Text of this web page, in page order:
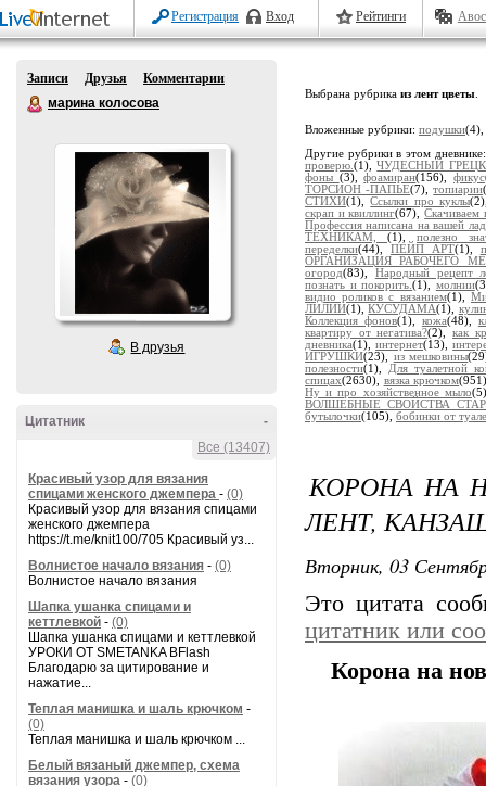
Регистрация Вход Рейтинги
Записи Друзья
Комментарии
марина колосова
В друзья
-
Цитатник
Все (13407)
Красивый узор для вязания
спицами женского джемпера - (0)
Красивый узор для вязания спицами
женского джемпера
https://t.me/knit100/705 Красивый уз...
Волнистое начало вязания - (0)
Волнистое начало вязания
Шапка ушанка спицами и
кеттлевкой - (0)
Шапка ушанка спицами и кеттлевкой
УРОКИ ОТ SMETANKA BFlash
Благодарю за цитирование и
нажатие...
Теплая манишка и шаль крючком -
(0)
Теплая манишка и шаль крючком ...
Белый вязаный джемпер, схема
вязания узора - (0)
Выбрана рубрика из лент цветы
Вложенные рубрики: подушки(4),
Другие рубрики в этом
проверю. (1),ЧУДЕСНЫЙ
фоны (3),фоамиран(156),фикус
ТОРСИОН -ПАПЬЕ(7),топиарии
СТИХИ(1),Ссылки про куклы
скрап и квиллинг(67),Скачиваем
Профессия написана на вашей
ТЕХНИКАМ, (1), полезно
переделки(44), ПЕЙП АРТ(1),
ОРГАНИЗАЦИЯ РАБОЧЕГО
огород(83), Народный рецепт
познать и покорить.(1), молнии
видио роликов с вязанием(1),
ЛИЛИИ(1),КУСУДАМА(1),
Коллекция фонов(1), кожа(48),
квартиру от негатива?(2),как
дневника(1),интернет(13),
ИГРУШКИ(23), из мешковины
полезности(1), Для туалетной
спицах(2630), вязка крючком
Ну и про хозяйственное мыло
ВОЛШЕБНЫЕ СВОЙСТВА
бутылочки(105), бобинки от
КОРОНА НА
ЛЕНТ,
Вторник, 03
Это цитата
цитатник или
Корона на